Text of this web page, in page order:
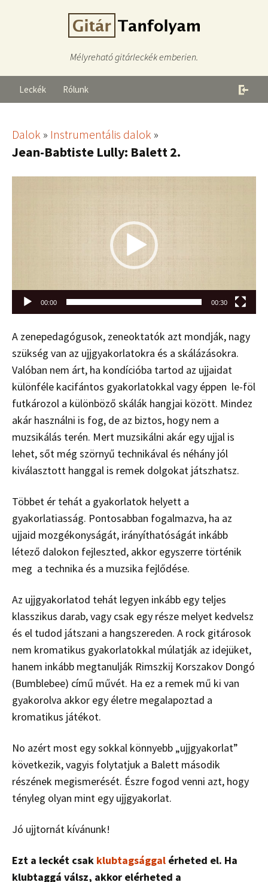
Mélyreható gitárleckék emberien.
Leckék Rólunk
Dalok » Instrumentális dalok »
Jean-Babtiste Lully: Balett 2.
00:00 00:30
A zenepedagógusok, zeneoktatók azt mondják, nagy
szükség van az ujjgyakorlatokra és a skálázásokra.
Valóban nem árt, ha kondícióba tartod az ujjaidat
különféle kacifántos gyakorlatokkal vagy éppen le-föl
futkározol a különböző skálák hangjai között. Mindez
akár használni is fog, de az biztos, hogy nem a
muzsikálás terén. Mert muzsikálni akár egy ujjal is
lehet, sőt még szörnyű technikával és néhány jól
kiválasztott hanggal is remek dolgokat játszhatsz.
Többet ér tehát a gyakorlatok helyett a
gyakorlatiasság. Pontosabban fogalmazva, ha az
ujjaid mozgékonyságát, irányíthatóságát inkább
létező dalokon fejleszted, akkor egyszerre történik
meg a technika és a muzsika fejlődése.
Az ujjgyakorlatod tehát legyen inkább egy teljes
klasszikus darab, vagy csak egy része melyet kedvelsz
és el tudod játszani a hangszereden. A rock gitárosok
nem kromatikus gyakorlatokkal múlatják az idejüket,
hanem inkább megtanulják Rimszkij Korszakov Dongó
(Bumblebee) című művét. Ha ez a remek mű ki van
gyakorolva akkor egy életre megalapoztad a
kromatikus játékot.
No azért most egy sokkal könnyebb „ujjgyakorlat”
következik, vagyis folytatjuk a Balett második
részének megismerését. Észre fogod venni azt, hogy
tényleg olyan mint egy ujjgyakorlat.
Jó ujjtornát kívánunk!
Ezt a leckét csak klubtagsággal érheted el. Ha
klubtaggá válsz, akkor elérheted a